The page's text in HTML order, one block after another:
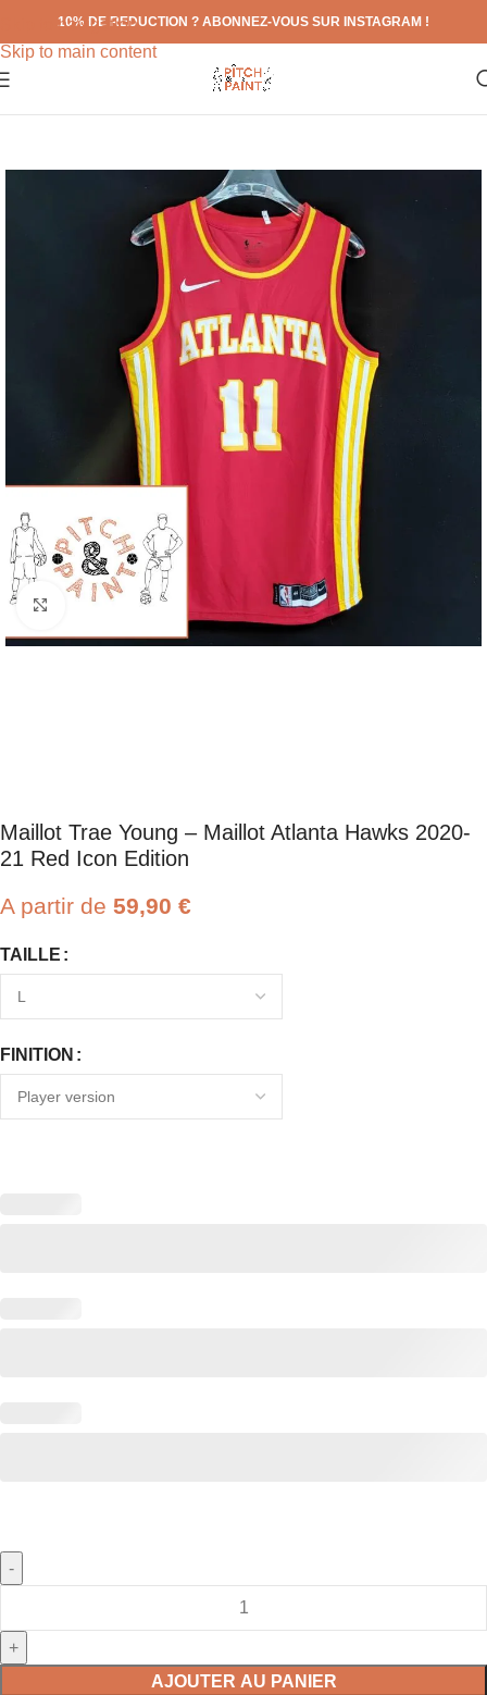
Skip to navigation
Skip to main content
10% DE REDUCTION ? ABONNEZ-VOUS SUR INSTAGRAM !
Click to enlarge
Maillot Trae Young – Maillot Atlanta Hawks 2020-
21 Red Icon Edition
A partir de 59,90 €
TAILLE
FINITION
AJOUTER AU PANIER